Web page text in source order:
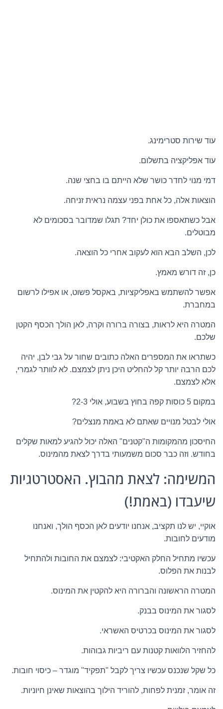
עוד שירות סטרימינג.
עוד אפליקציה בתשלום.
דמי מנוי לחדר כושר שלא הייתם בו בחצי שנה.
הוצאות אלה, כל אחת בפני עצמה נראית זניחה.
אבל כשתאספו את כולן יחד? תגלו שמדובר בסכומים לא
מבוטלים.
לכן, השלב הבא הוא לעקוב אחרי כל הוצאה.
כן, זה דורש מאמץ.
אפשר להשתמש באפליקציות, באקסל פשוט, או אפילו לרשום
במחברת.
המטרה היא לראות, בצורה ברורה וקרה, לאן הולך הכסף הקטן
שלכם.
כשתראו את המספרים האלה כתובים שחור על גבי לבן, יהיה
לכם הרבה יותר קל להחליט היכן ניתן לצמצם. לא לוותר לגמרי,
אלא לצמצם.
במקום 5 כוסות קפה בחוץ בשבוע, אולי 2-3?
אולי לבטל מנויים שאתם לא באמת מנצלים?
החיסכון מהמקומות ה"קטנים" האלה יכול להגיע למאות שקלים
בחודש. וזה כבר סכום משמעותי בדרך לצאת מהמינוס.
המשימה: לצאת מהבוץ. האסטרטגיות
שיעבדו (באמת!)
אוקיי, יש לנו תקציב, אנחנו יודעים לאן הכסף הולך, ואנחנו
מודעים לחובות.
עכשיו מתחיל החלק האקטיבי: לצמצם את החובות ולהתחיל
לבנות את הפלוס.
המטרה הראשונה והברורה היא להקטין את המינוס.
לסגור את המינוס בבנק.
לסגור את המינוס בכרטיס האשראי.
להחזיר הלוואות קטנות עם ריביות גבוהות.
כל שקל שנכנס עכשיו צריך לקבל "תפקיד" מוגדר – כיסוי חובות.
זה אומר, זמנית לפחות, להוריד הילוך בהוצאות שאינן חיוניות.